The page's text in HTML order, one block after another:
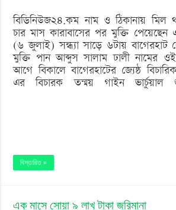
বিডিনিউজ২৪.কম নাম ও ঠিকানায় মিল
চার মাস কারাবাসের পর মুক্তি
(৬ জুলাই) সন্ধ্যা সাড়ে ৬টায় বাগেরহাট
মুক্তি পান আব্দুস সালাম ঢালী নামের
আগে বিকালে বাগেরহাটের জ্যেষ্ঠ
এর বিচারক তন্ময় গাইন
বিস্তারিত »
এক মাসে সোয়া ৯ লাখ টাকা জরিমানা